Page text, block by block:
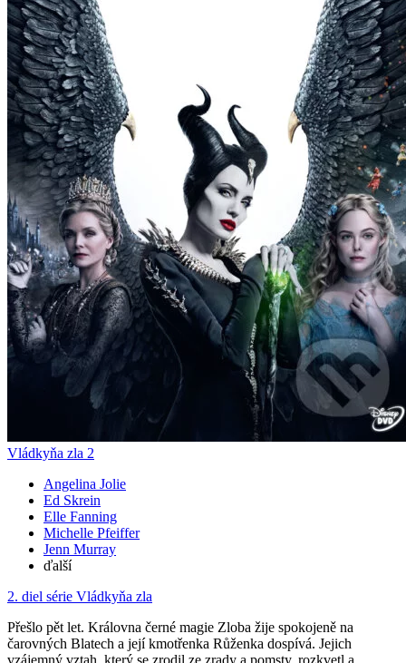
Vládkyňa zla 2
Angelina Jolie
Ed Skrein
Elle Fanning
Michelle Pfeiffer
Jenn Murray
ďalší
2. diel série Vládkyňa zla
Přešlo pět let. Královna černé magie Zloba žije spokojeně na
čarovných Blatech a její kmotřenka Růženka dospívá. Jejich